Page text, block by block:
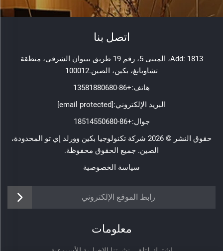
اتصل بنا
Add: 1813، المبنى 5، رقم 19 طريق بييوان الشرقي، منطقة
تشاويانغ، بكين، الصين.100012
هاتف:+86-13581880680
البريد الإلكتروني:[email protected]
جوال:+86-18514550680
حقوق النشر © 2026 شركة تكنولوجيا بكين وورلد إي تو المحدودة،
الصين. جميع الحقوق محفوظة.
سياسة الخصوصية
رابط الموقع الإلكتروني
معلومات